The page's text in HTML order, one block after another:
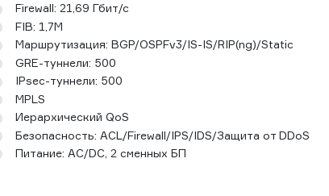
Firewall: 21,69 Гбит/с
FIB: 1,7M
Маршрутизация: BGP/OSPFv3/IS-IS/RIP(ng)/Static
GRE-туннели: 500
IPsec-туннели: 500
MPLS
Иерархический QоS
Безопасность: ACL/Firewall/IPS/IDS/Защита от DDoS
Питание: AC/DC, 2 сменных БП